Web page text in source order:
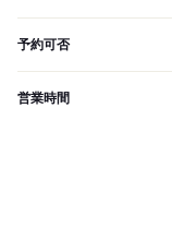
予約可否
営業時間